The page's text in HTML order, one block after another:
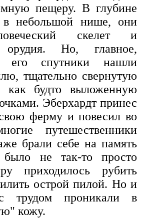
пещеру. В глубине
небольшой нише, они
скелет и
орудия. Но, главное,
его спутники нашли
тщательно свернутую
как будто выложенную
Эберхардт принес
ферму и повесил во
путешественники
брали себе на память
не так-то просто
приходилось рубить
острой пилой. Но и
трудом проникали в
кожу.